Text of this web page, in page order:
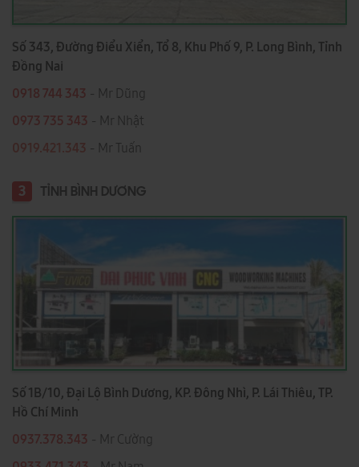
Số 343, Đường Điểu Xiển, Tổ 8, Khu Phố 9, P. Long Bình, Tỉnh
Đồng Nai
0918 744 343 - Mr Dũng
0973 735 343 - Mr Nhật
0919.421.343 ​​​​​​ - Mr Tuấn
3 TỈNH BÌNH DƯƠNG
Số 1B/10, Đại Lộ Bình Dương, KP. Đông Nhì, P. Lái Thiêu, TP.
Hồ Chí Minh
0937.378.343 - Mr Cường